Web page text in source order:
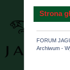
Strona
FORUM
Archiwum -